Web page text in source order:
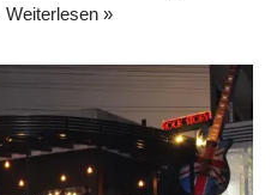
Weiterlesen »